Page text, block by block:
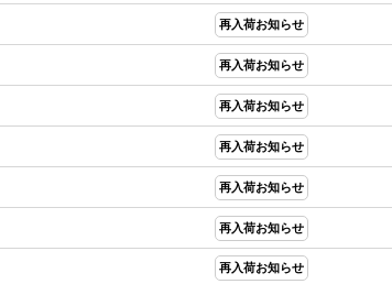
再入荷お知らせ
再入荷お知らせ
再入荷お知らせ
再入荷お知らせ
再入荷お知らせ
再入荷お知らせ
再入荷お知らせ